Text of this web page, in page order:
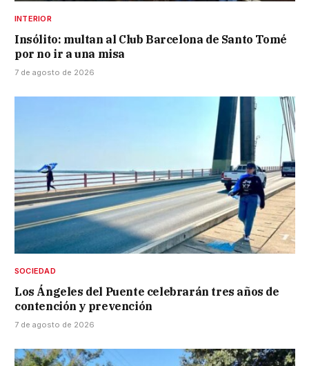
INTERIOR
Insólito: multan al Club Barcelona de Santo Tomé
por no ir a una misa
7 de agosto de 2026
SOCIEDAD
Los Ángeles del Puente celebrarán tres años de
contención y prevención
7 de agosto de 2026